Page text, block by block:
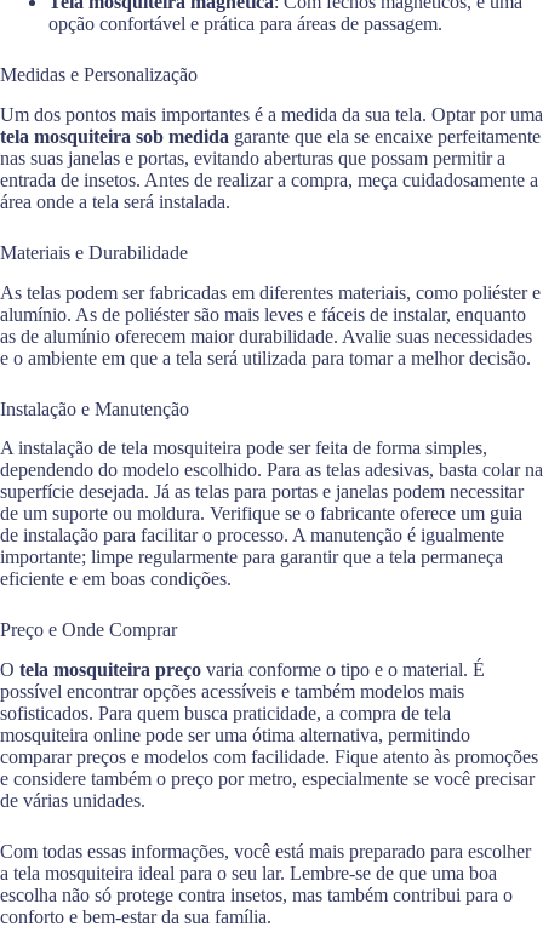
opção confortável e prática para áreas de passagem.
Medidas e Personalização
Um dos pontos mais importantes é a medida da sua tela. Optar por uma
tela mosquiteira sob medida garante que ela se encaixe perfeitamente
nas suas janelas e portas, evitando aberturas que possam permitir a
entrada de insetos. Antes de realizar a compra, meça cuidadosamente a
área onde a tela será instalada.
Materiais e Durabilidade
As telas podem ser fabricadas em diferentes materiais, como poliéster e
alumínio. As de poliéster são mais leves e fáceis de instalar, enquanto
as de alumínio oferecem maior durabilidade. Avalie suas necessidades
e o ambiente em que a tela será utilizada para tomar a melhor decisão.
Instalação e Manutenção
A instalação de tela mosquiteira pode ser feita de forma simples,
dependendo do modelo escolhido. Para as telas adesivas, basta colar na
superfície desejada. Já as telas para portas e janelas podem necessitar
de um suporte ou moldura. Verifique se o fabricante oferece um guia
de instalação para facilitar o processo. A manutenção é igualmente
importante; limpe regularmente para garantir que a tela permaneça
eficiente e em boas condições.
Preço e Onde Comprar
O tela mosquiteira preço varia conforme o tipo e o material. É
possível encontrar opções acessíveis e também modelos mais
sofisticados. Para quem busca praticidade, a compra de tela
mosquiteira online pode ser uma ótima alternativa, permitindo
comparar preços e modelos com facilidade. Fique atento às promoções
e considere também o preço por metro, especialmente se você precisar
de várias unidades.
Com todas essas informações, você está mais preparado para escolher
a tela mosquiteira ideal para o seu lar. Lembre-se de que uma boa
escolha não só protege contra insetos, mas também contribui para o
conforto e bem-estar da sua família.